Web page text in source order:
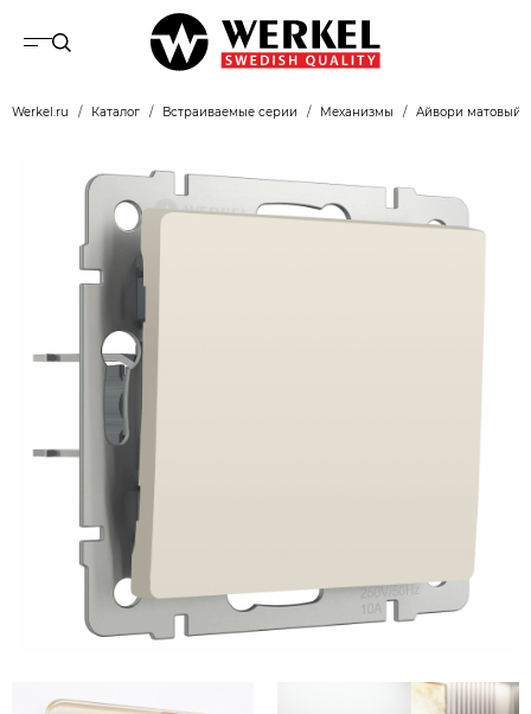
Werkel.ru Каталог Встраиваемые серии Механизмы Айвори матовый